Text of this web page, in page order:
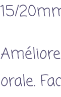
15/
orale.